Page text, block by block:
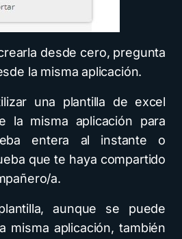
desde cero, pregunta
la misma aplicación.
una plantilla de excel
la misma aplicación para
entera al instante o
que te haya compartido
a.
aunque se puede
misma aplicación, también